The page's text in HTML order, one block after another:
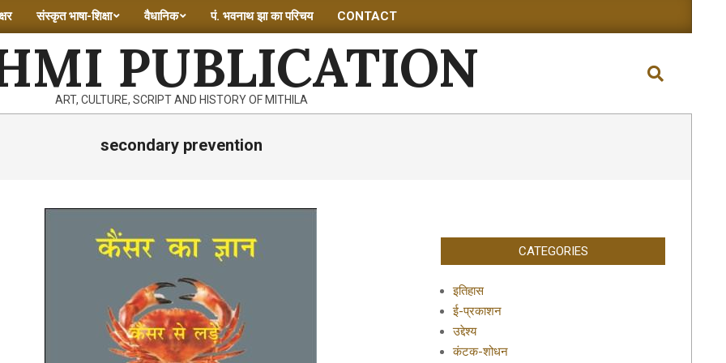
संस्कृत भाषा-शिक्षा वैधानिक पं. भवनाथ झा का परिचय CONTACT
PUBLICATION
ART, CULTURE, SCRIPT AND HISTORY OF MITHILA
Search
secondary prevention
CATEGORIES
इतिहास
ई-प्रकाशन
उद्देश्य
कंटक-शोधन